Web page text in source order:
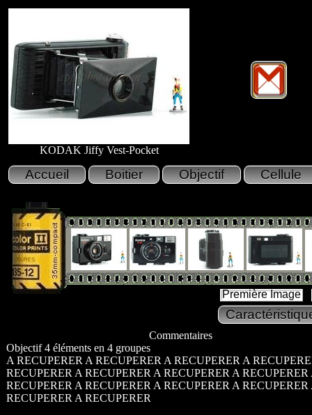
KODAK Jiffy Vest-Pocket
Première Image
Commentaires
Objectif 4 éléments en 4 groupes
A RECUPERER A RECUPERER A RECUPERER A
RECUPERER A RECUPERER A RECUPERER A RECUPERER
RECUPERER A RECUPERER A RECUPERER A RECUPERER
RECUPERER A RECUPERER